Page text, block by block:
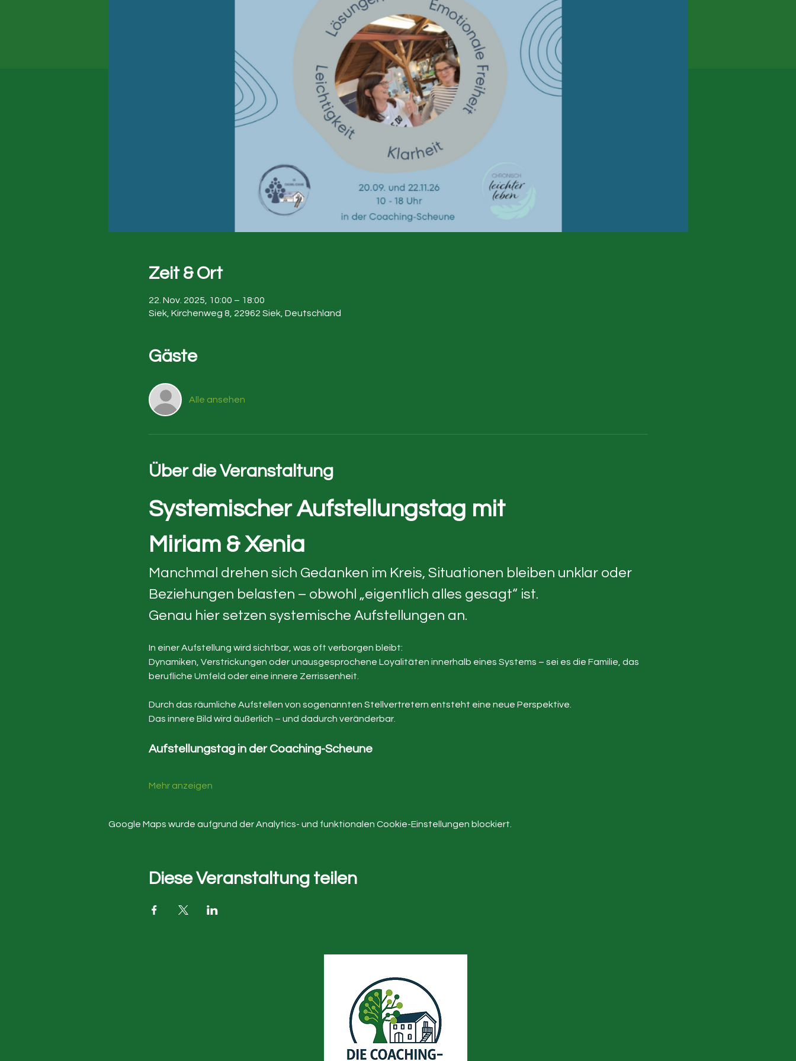
Zeit & Ort
22. Nov. 2025, 10:00 – 18:00
Siek, Kirchenweg 8, 22962 Siek, Deutschland
Gäste
Alle ansehen
Über die Veranstaltung
Systemischer Aufstellungstag mit
Miriam & Xenia
Manchmal drehen sich Gedanken im Kreis, Situationen bleiben unklar oder
Beziehungen belasten – obwohl „eigentlich alles gesagt“ ist.
Genau hier setzen systemische Aufstellungen an.
In einer Aufstellung wird sichtbar, was oft verborgen bleibt:
Dynamiken, Verstrickungen oder unausgesprochene Loyalitäten innerhalb eines Systems – sei es die Familie, das
berufliche Umfeld oder eine innere Zerrissenheit.
Durch das räumliche Aufstellen von sogenannten Stellvertretern entsteht eine neue Perspektive.
Das innere Bild wird äußerlich – und dadurch veränderbar.
Aufstellungstag in der Coaching-Scheune
Mehr anzeigen
Google Maps wurde aufgrund der Analytics- und funktionalen Cookie-Einstellungen blockiert.
Diese Veranstaltung teilen